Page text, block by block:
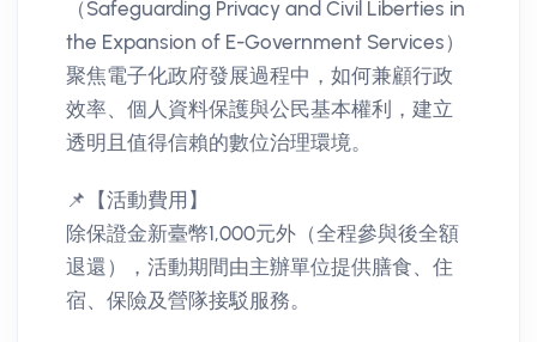
（Safeguarding Privacy and Civil Liberties in
the Expansion of E-Government Services）
聚焦電子化政府發展過程中，如何兼顧行政
效率、個人資料保護與公民基本權利，建立
透明且值得信賴的數位治理環境。
📌【活動費用】
除保證金新臺幣1,000元外（全程參與後全額
退還），活動期間由主辦單位提供膳食、住
宿、保險及營隊接駁服務。